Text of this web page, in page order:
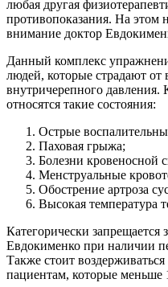
любая другая
противопоказания. На этом
внимание доктор
Данный комплекс
людей, которые страдают от
внутричерепного давления.
относятся такие состояния:
Острые
Паховая грыжа;
Болезни кровеносной
Менструальные
Обострение артроза
Высокая температура
Категорически запрещается
Евдокименко при наличии
Также стоит
пациентам, которые меньше